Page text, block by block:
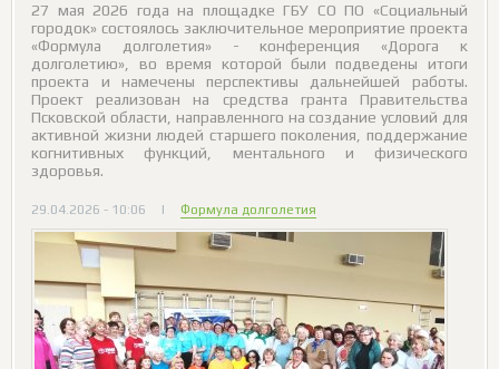
27 мая 2026 года на площадке ГБУ СО ПО «Социальный
городок» состоялось заключительное мероприятие проекта
«Формула долголетия» - конференция «Дорога к
долголетию», во время которой были подведены итоги
проекта и намечены перспективы дальнейшей работы.
Проект реализован на средства гранта Правительства
Псковской области, направленного на создание условий для
активной жизни людей старшего поколения, поддержание
когнитивных функций, ментального и физического
здоровья.
29.04.2026 - 10:06 | Формула долголетия